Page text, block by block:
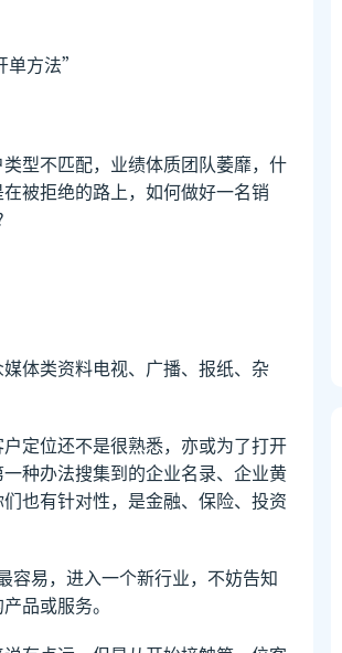
单方法”
型不匹配，业绩体质团队萎靡，什
被拒绝的路上，如何做好一名销
体类资料电视、广播、报纸、杂
定位还不是很熟悉，亦或为了打开
种办法搜集到的企业名录、企业黄
也有针对性，是金融、保险、投资
容易，进入一个新行业，不妨告知
品或服务。